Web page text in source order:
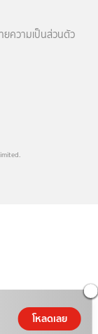
โหลดเลย
ยความเป็นส่วนตัว